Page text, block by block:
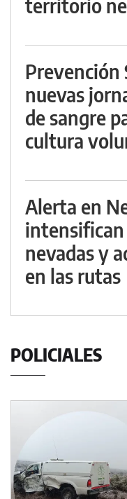
territorio
Prevención
nuevas
de sangre
cultura
Alerta en
nevadas y
en las rutas
POLICIALES